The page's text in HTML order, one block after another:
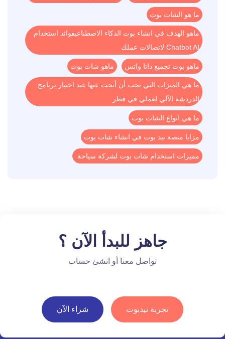
ما هو الشات بوت
ماهو الهدف في انشاء بوت الذكاء الاصطناعيفوائد استخدام
Chatbot AI لاتصالات عملك
ماهو بوت تجميع داتا واتس ماهو شات بوت
ما هي الميزات التي يجب أن أبحث عنها عند اختيار برنامج
الدردشة الآلي لعملي في قطر
ما هي انواع الشات بوت
مزايا منصة نيد بوت في انشاء شات بوت
مميزات استخدام شات بوت لشركة سياحة
جاهز للبدأ الآن ؟
تواصل معنا أو انشئ حساب
تجربة نيدبوت شراء الآن